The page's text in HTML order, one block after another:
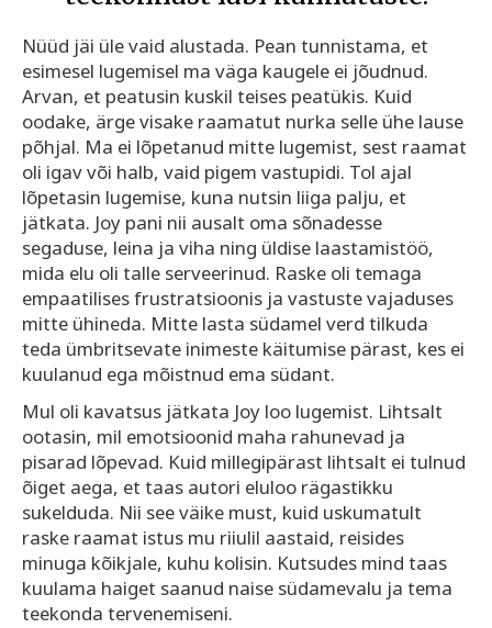
Nüüd jäi üle vaid alustada. Pean tunnistama, et
esimesel lugemisel ma väga kaugele ei jõudnud.
Arvan, et peatusin kuskil teises peatükis. Kuid
oodake, ärge visake raamatut nurka selle ühe lause
põhjal. Ma ei lõpetanud mitte lugemist, sest raamat
oli igav või halb, vaid pigem vastupidi. Tol ajal
lõpetasin lugemise, kuna nutsin liiga palju, et
jätkata. Joy pani nii ausalt oma sõnadesse
segaduse, leina ja viha ning üldise laastamistöö,
mida elu oli talle serveerinud. Raske oli temaga
empaatilises frustratsioonis ja vastuste vajaduses
mitte ühineda. Mitte lasta südamel verd tilkuda
teda ümbritsevate inimeste käitumise pärast, kes ei
kuulanud ega mõistnud ema südant.
Mul oli kavatsus jätkata Joy loo lugemist. Lihtsalt
ootasin, mil emotsioonid maha rahunevad ja
pisarad lõpevad. Kuid millegipärast lihtsalt ei tulnud
õiget aega, et taas autori eluloo rägastikku
sukelduda. Nii see väike must, kuid uskumatult
raske raamat istus mu riiulil aastaid, reisides
minuga kõikjale, kuhu kolisin. Kutsudes mind taas
kuulama haiget saanud naise südamevalu ja tema
teekonda tervenemiseni.